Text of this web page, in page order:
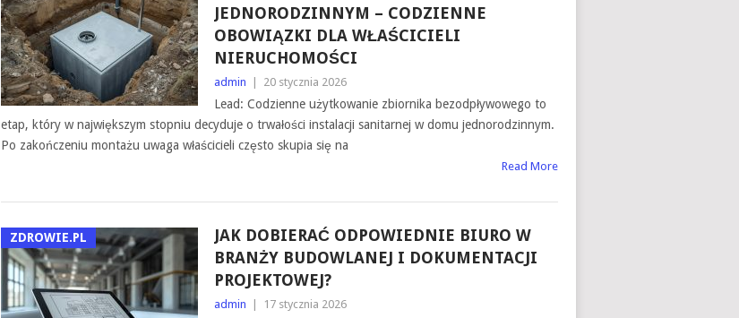
JEDNORODZINNYM – CODZIENNE
OBOWIĄZKI DLA WŁAŚCICIELI
NIERUCHOMOŚCI
admin 20 stycznia 2026
Lead: Codzienne użytkowanie zbiornika bezodpływowego to
etap, który w największym stopniu decyduje o trwałości instalacji sanitarnej w domu jednorodzinnym.
Po zakończeniu montażu uwaga właścicieli często skupia się na
Read More
ZDROWIE.PL
JAK DOBIERAĆ ODPOWIEDNIE BIURO W
BRANŻY BUDOWLANEJ I DOKUMENTACJI
PROJEKTOWEJ?
admin 17 stycznia 2026